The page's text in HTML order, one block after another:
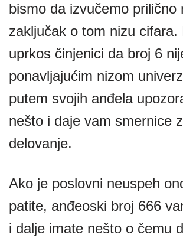
bismo da izvučemo prilično
zaključak o tom nizu cifara.
uprkos činjenici da broj 6
ponavljajućim nizom
putem svojih anđela
nešto i daje vam smernice
delovanje.
Ako je poslovni neuspeh
patite, anđeoski broj 666
i dalje imate nešto o čemu